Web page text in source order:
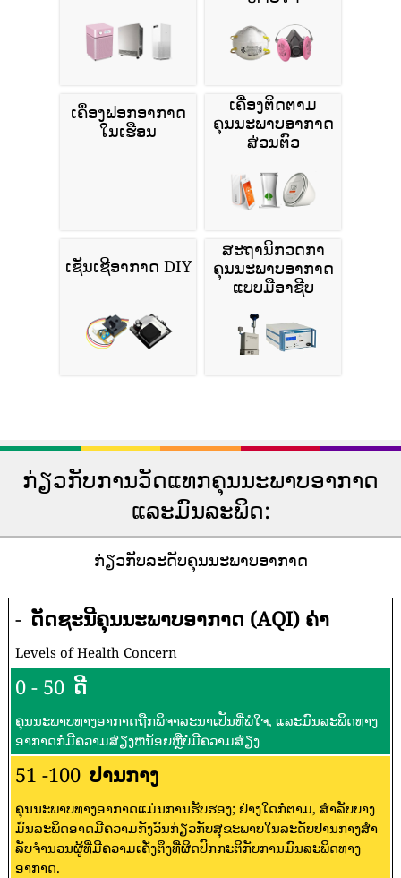
ເຄື່ອງຟອກອາກາດ
ໃນເຮືອນ
ເຄື່ອງຕິດຕາມ
ຄຸນນະພາບອາກາດ
ສ່ວນຕົວ
ເຊັນເຊີອາກາດ DIY
ສະຖານີກວດກາ
ຄຸນນະພາບອາກາດ
ແບບມືອາຊີບ
ກ່ຽວກັບການວັດແທກຄຸນນະພາບອາກາດ
ແລະມົນລະພິດ:
ກ່ຽວກັບລະດັບຄຸນນະພາບອາກາດ
- ດັດຊະນີຄຸນນະພາບອາກາດ (AQI) ຄ່າ
Levels of Health Concern
0 - 50 ດີ
ຄຸນນະພາບທາງອາກາດຖືກພິຈາລະນາເປັນທີ່ພໍໃຈ, ແລະມົນລະພິດທາງ
ອາກາດກໍ່ມີຄວາມສ່ຽງຫນ້ອຍຫຼືບໍ່ມີຄວາມສ່ຽງ
51 -100 ປານກາງ
ຄຸນນະພາບທາງອາກາດແມ່ນການຮັບຮອງ; ຢ່າງໃດກໍ່ຕາມ, ສໍາລັບບາງ
ມົນລະພິດອາດມີຄວາມກັງວົນກ່ຽວກັບສຸຂະພາບໃນລະດັບປານກາງສໍາ
ລັບຈໍານວນຜູ້ທີ່ມີຄວາມເຄັ່ງຕຶງທີ່ຜິດປົກກະຕິກັບການມົນລະພິດທາງ
ອາກາດ.